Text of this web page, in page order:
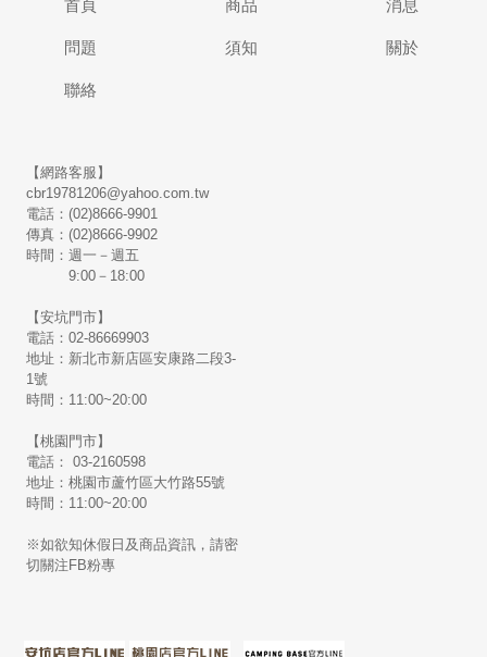
首頁 商品 消息
問題 須知 關於
聯絡
【網路客服】
cbr19781206@yahoo.com.tw
電話：(02)8666-9901
傳真：(02)8666-9902
時間：週一－週五
9:00－18:00
【安坑門市】
電話：02-86669903
地址：新北市新店區安康路二段3-
1號
時間：11:00~20:00
【桃園門市】
電話： 03-2160598
地址：桃園市蘆竹區大竹路55號
時間：11:00~20:00
※如欲知休假日及商品資訊，請密
切關注FB粉專